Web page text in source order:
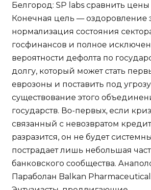
Белгород: SP labs сравнить
Конечная цель — оздоровление
нормализация состояния
госфинансов и полное
вероятности дефолта по
долгу, который может стать
еврозоны и поставить под угрозу
существование этого
государств. Во-первых, если
связанный с невозвратом
разразится, он не будет
пострадает лишь небольшая
банковского сообщества.
Параболан Balkan